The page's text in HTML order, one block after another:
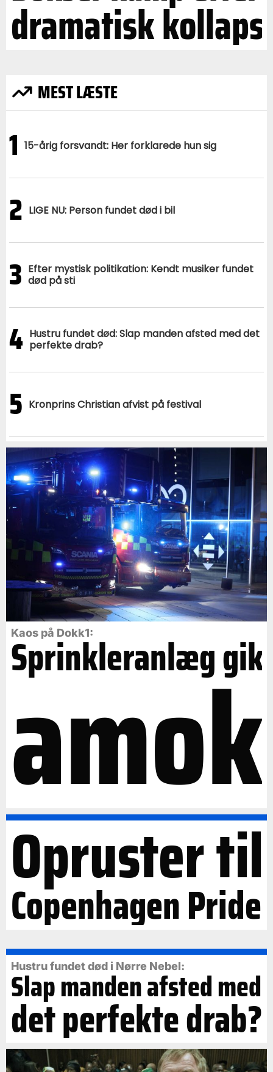
dramatisk kollaps
MEST LÆSTE
1 15-årig forsvandt: Her forklarede hun sig
2 LIGE NU: Person fundet død i bil
3 Efter mystisk politikation: Kendt musiker fundet
død på sti
4 Hustru fundet død: Slap manden afsted med det
perfekte drab?
5 Kronprins Christian afvist på festival
Kaos på Dokk1:
Sprinkleranlæg gik
amok
Opruster til
Copenhagen Pride
Hustru fundet død i Nørre Nebel:
Slap manden afsted med
det perfekte drab?